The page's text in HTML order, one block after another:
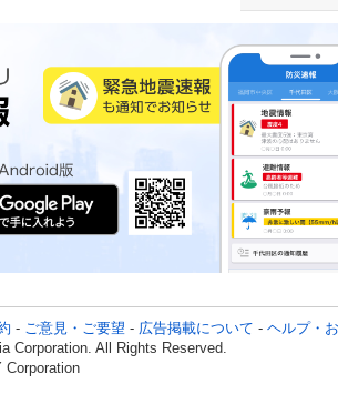
- ご意見・ご要望 - 広告掲載について - ヘルプ・
Corporation. All Rights Reserved.
Corporation